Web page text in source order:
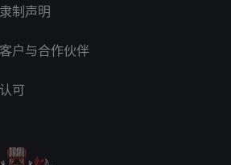
制声明
户与合作伙伴
可